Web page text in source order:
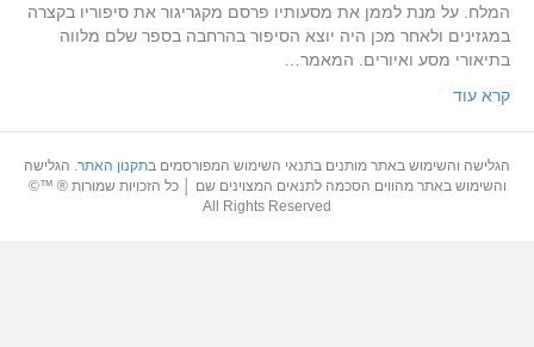
המלח. על מנת לממן את מסעותיו פרסם מקגריגור את סיפוריו בקצרה
במגזינים ולאחר מכן היה יוצא הסיפור בהרחבה בספר שלם מלווה
בתיאורי מסע ואיורים. המאמר…
קרא עוד
הגלישה והשימוש באתר מותנים בתנאי השימוש המפורסמים בתקנון האתר. הגלישה
והשימוש באתר מהווים הסכמה לתנאים המצוינים שם │ כל הזכויות שמורות ® ™©
All Rights Reserved